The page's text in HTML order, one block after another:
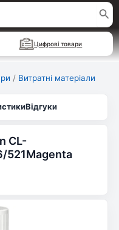
Цифрові товари
/ Витратні матеріали
Відгуки
CL-
521Magentа